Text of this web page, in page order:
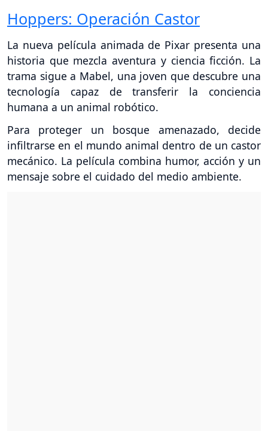
Hoppers: Operación Castor
La nueva película animada de Pixar presenta una
historia que mezcla aventura y ciencia ficción. La
trama sigue a Mabel, una joven que descubre una
tecnología capaz de transferir la conciencia
humana a un animal robótico.
Para proteger un bosque amenazado, decide
infiltrarse en el mundo animal dentro de un castor
mecánico. La película combina humor, acción y un
mensaje sobre el cuidado del medio ambiente.